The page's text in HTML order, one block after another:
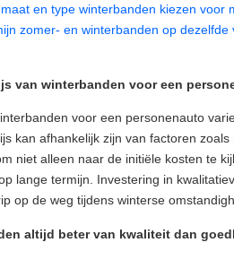
en type winterbanden kiezen voor
zomer- en winterbanden op
van winterbanden voor een
voor een personenauto
kan afhankelijk zijn van factoren
niet alleen naar de initiële kosten te
lange termijn. Investering in
op de weg tijdens winterse
altijd beter van kwaliteit dan